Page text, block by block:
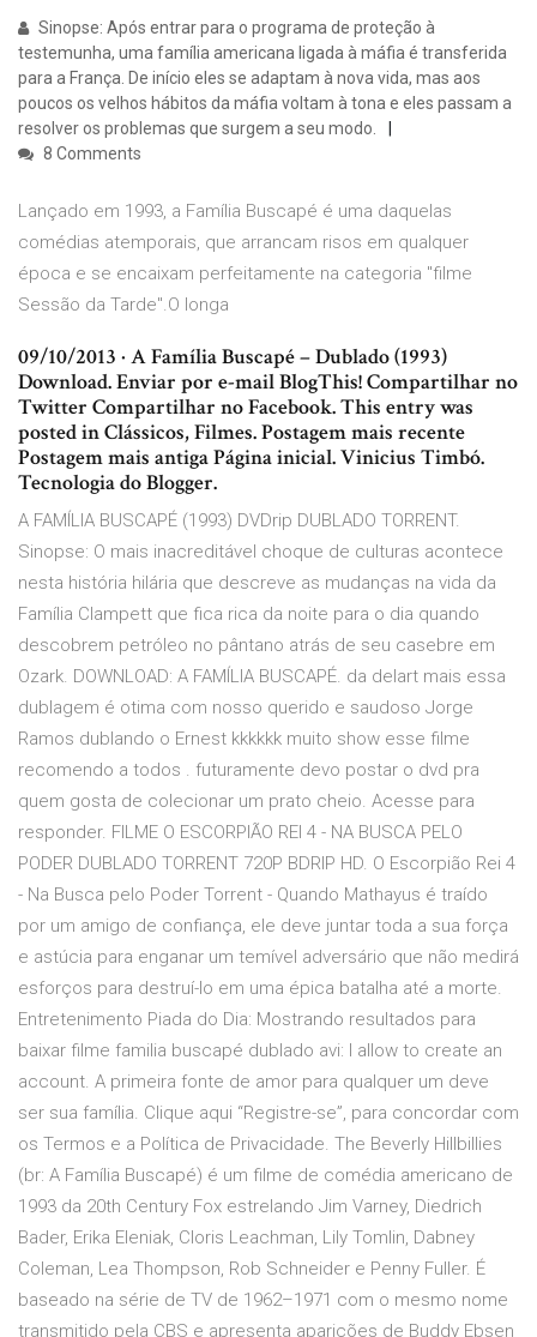
Sinopse: Após entrar para o programa de proteção à
testemunha, uma família americana ligada à máfia é transferida
para a França. De início eles se adaptam à nova vida, mas aos
poucos os velhos hábitos da máfia voltam à tona e eles passam a
resolver os problemas que surgem a seu modo.
8 Comments
Lançado em 1993, a Família Buscapé é uma daquelas
comédias atemporais, que arrancam risos em qualquer
época e se encaixam perfeitamente na categoria "filme
Sessão da Tarde".O longa
09/10/2013 · A Família Buscapé – Dublado (1993)
Download. Enviar por e-mail BlogThis! Compartilhar no
Twitter Compartilhar no Facebook. This entry was
posted in Clássicos, Filmes. Postagem mais recente
Postagem mais antiga Página inicial. Vinicius Timbó.
Tecnologia do Blogger.
A FAMÍLIA BUSCAPÉ (1993) DVDrip DUBLADO TORRENT.
Sinopse: O mais inacreditável choque de culturas acontece
nesta história hilária que descreve as mudanças na vida da
Família Clampett que fica rica da noite para o dia quando
descobrem petróleo no pântano atrás de seu casebre em
Ozark. DOWNLOAD: A FAMÍLIA BUSCAPÉ. da delart mais essa
dublagem é otima com nosso querido e saudoso Jorge
Ramos dublando o Ernest kkkkkk muito show esse filme
recomendo a todos . futuramente devo postar o dvd pra
quem gosta de colecionar um prato cheio. Acesse para
responder. FILME O ESCORPIÃO REI 4 - NA BUSCA PELO
PODER DUBLADO TORRENT 720P BDRIP HD. O Escorpião Rei 4
- Na Busca pelo Poder Torrent - Quando Mathayus é traído
por um amigo de confiança, ele deve juntar toda a sua força
e astúcia para enganar um temível adversário que não medirá
esforços para destruí-lo em uma épica batalha até a morte.
Entretenimento Piada do Dia: Mostrando resultados para
baixar filme familia buscapé dublado avi: I allow to create an
account. A primeira fonte de amor para qualquer um deve
ser sua família. Clique aqui “Registre-se”, para concordar com
os Termos e a Política de Privacidade. The Beverly Hillbillies
(br: A Família Buscapé) é um filme de comédia americano de
1993 da 20th Century Fox estrelando Jim Varney, Diedrich
Bader, Erika Eleniak, Cloris Leachman, Lily Tomlin, Dabney
Coleman, Lea Thompson, Rob Schneider e Penny Fuller. É
baseado na série de TV de 1962–1971 com o mesmo nome
transmitido pela CBS e apresenta aparições de Buddy Ebsen